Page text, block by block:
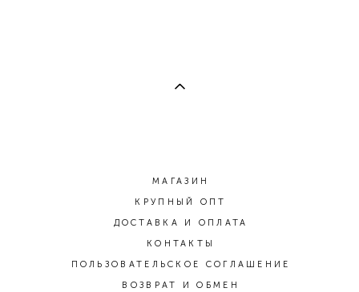
МАГАЗИН
КРУПНЫЙ ОПТ
ДОСТАВКА И ОПЛАТА
КОНТАКТЫ
ПОЛЬЗОВАТЕЛЬСКОЕ СОГЛАШЕНИЕ
ВОЗВРАТ И ОБМЕН